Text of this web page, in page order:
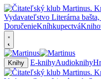
DoručenieKníhkupectvá
Knihy E-knihyAudioknihy